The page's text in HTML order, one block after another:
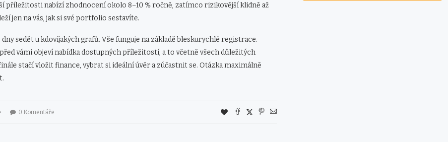
příležitosti nabízí zhodnocení okolo 8–10 % ročně, zatímco rizikovější klidně až
jen na vás, jak si své portfolio sestavíte.
sedět u kdovíjakých grafů. Vše funguje na základě bleskurychlé registrace.
vámi objeví nabídka dostupných příležitostí, a to včetně všech důležitých
stačí vložit finance, vybrat si ideální úvěr a zúčastnit se. Otázka maximálně
0 Komentáře